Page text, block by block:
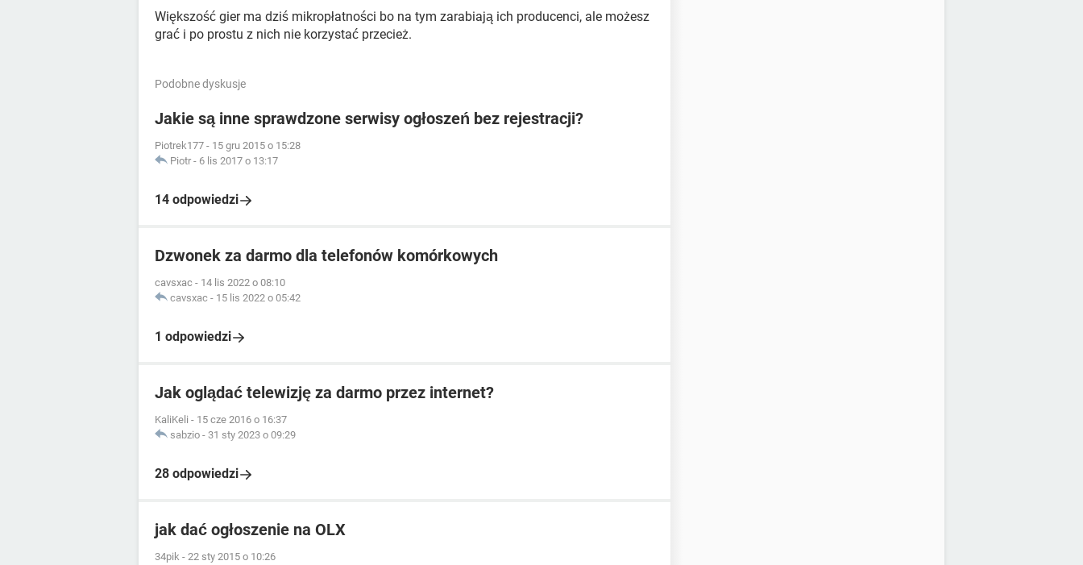
Większość gier ma dziś mikropłatności bo na tym zarabiają ich producenci, ale możesz
grać i po prostu z nich nie korzystać przecież.
Podobne dyskusje
Jakie są inne sprawdzone serwisy ogłoszeń bez rejestracji?
Piotrek177 - 15 gru 2015 o 15:28
Piotr - 6 lis 2017 o 13:17
14 odpowiedzi
Dzwonek za darmo dla telefonów komórkowych
cavsxac - 14 lis 2022 o 08:10
cavsxac - 15 lis 2022 o 05:42
1 odpowiedzi
Jak oglądać telewizję za darmo przez internet?
KaliKeli - 15 cze 2016 o 16:37
sabzio - 31 sty 2023 o 09:29
28 odpowiedzi
jak dać ogłoszenie na OLX
34pik - 22 sty 2015 o 10:26